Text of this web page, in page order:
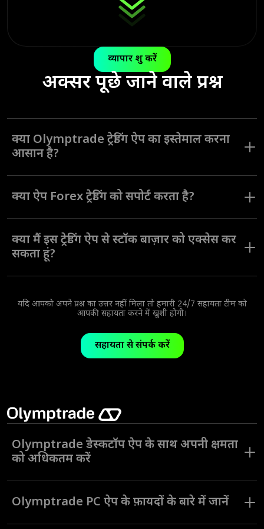
व्यापार शुरू करें
अक्सर पूछे जाने वाले प्रश्न
क्या Olymptrade ट्रेडिंग ऐप का इस्तेमाल करना
आसान है?
Olymptrade ऐप को सभी लेवल के ट्रेडरों के लिए इंटरफ़ेस नेविगेट करने और
सभी टूल्स का इस्तेमाल करना आसान बनाने के लिए डिज़ाइन किया गया था।
क्या ऐप Forex ट्रेडिंग को सपोर्ट करता है?
Olymptrade ऐप एक Forex ट्रेडिंग मोड प्रदान करता है। विभिन्न ट्रेडिंग मोड,
रणनीतियाँ और असेट्स विभिन्न ट्रेडिंग शैलियों और पसंद वाले उपयोगकर्ताओं के
लिए एकदम सही हैं।
क्या मैं इस ट्रेडिंग ऐप से स्टॉक बाज़ार को एक्सेस कर
सकता हूं?
आप Olymptrade ऐप पर स्टॉक, मुद्राएं, इंडेक्स और अन्य प्रकार के कई असेट्स
यदि आपको अपने प्रश्न का उत्तर नहीं मिला तो हमारी 24/7 सहायता टीम को
आपकी सहायता करने में खुशी होगी।
सहायता से संपर्क करें
Olymptrade डेस्कटॉप ऐप के साथ अपनी क्षमता
को अधिकतम करें
ट्रेडिंग इंडस्ट्री के डिजिटलीकरण ने PC बाज़ार की ट्रेडिंग ऐप्स में क्रांति ला दी है।
नौसिखिए और अनुभवी दोनों तरह के ट्रेडरों की ज़रूरतों को पूरा करने के लिए,
Olymptrade ने व्यापक टूल्स और फ़ीचर्स वाला एक यूनिक डेस्कटॉप ट्रेडिंग ऐप
Olymptrade PC ऐप के फ़ायदों के बारे में जानें